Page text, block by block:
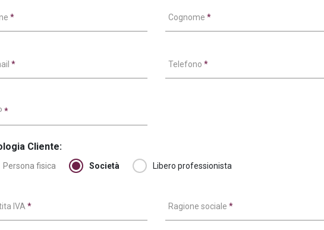
* Cognome *
* Telefono *
*
Cliente:
Persona fisica Società Libero professionista
IVA * Ragione sociale *